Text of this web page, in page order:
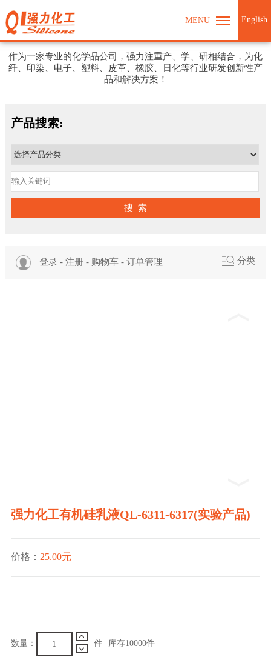
MENU English
强力化工期待与您合作
作为一家专业的化学品公司，强力注重产、学、研相结合，为化
纤、印染、电子、塑料、皮革、橡胶、日化等行业研发创新性产
品和解决方案！
产品搜索:
搜 索
登录- 注册- 购物车- 订单管理 分类
强力化工有机硅乳液QL-6311-6317(实验产品)
价格： 25.00元
数量： 件 库存10000件